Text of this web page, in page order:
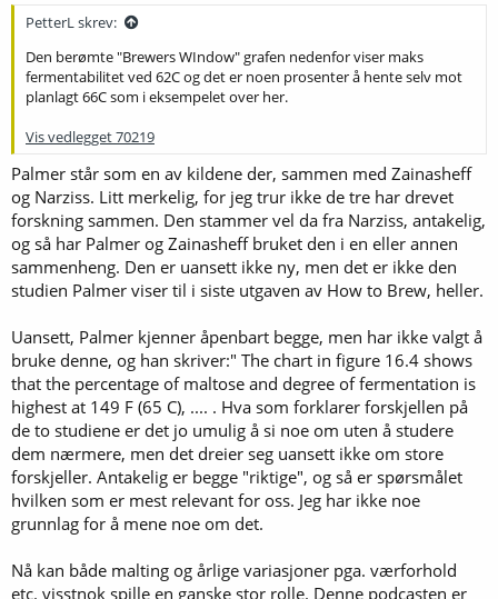
PetterL skrev:
Den berømte "Brewers WIndow" grafen nedenfor viser maks
fermentabilitet ved 62C og det er noen prosenter å hente selv mot
planlagt 66C som i eksempelet over her.
Vis vedlegget 70219
Palmer står som en av kildene der, sammen med Zainasheff
og Narziss. Litt merkelig, for jeg trur ikke de tre har drevet
forskning sammen. Den stammer vel da fra Narziss, antakelig,
og så har Palmer og Zainasheff bruket den i en eller annen
sammenheng. Den er uansett ikke ny, men det er ikke den
studien Palmer viser til i siste utgaven av How to Brew, heller.
Uansett, Palmer kjenner åpenbart begge, men har ikke valgt å
bruke denne, og han skriver:" The chart in figure 16.4 shows
that the percentage of maltose and degree of fermentation is
highest at 149 F (65 C), .... . Hva som forklarer forskjellen på
de to studiene er det jo umulig å si noe om uten å studere
dem nærmere, men det dreier seg uansett ikke om store
forskjeller. Antakelig er begge "riktige", og så er spørsmålet
hvilken som er mest relevant for oss. Jeg har ikke noe
grunnlag for å mene noe om det.
Nå kan både malting og årlige variasjoner pga. værforhold
etc. visstnok spille en ganske stor rolle. Denne podcasten er